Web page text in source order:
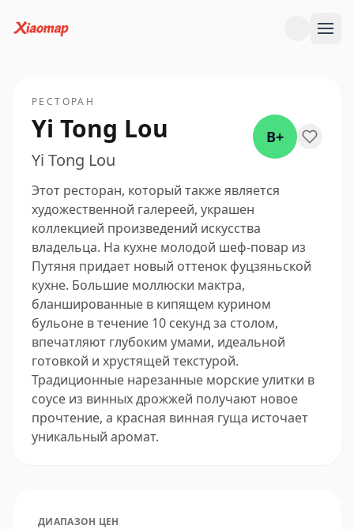
РЕСТОРАН
Yi Tong Lou
Yi Tong Lou
B+
Этот ресторан, который также является
художественной галереей, украшен
коллекцией произведений искусства
владельца. На кухне молодой шеф-повар из
Путяня придает новый оттенок фуцзяньской
кухне. Большие моллюски мактра,
бланшированные в кипящем курином
бульоне в течение 10 секунд за столом,
впечатляют глубоким умами, идеальной
готовкой и хрустящей текстурой.
Традиционные нарезанные морские улитки в
соусе из винных дрожжей получают новое
прочтение, а красная винная гуща источает
уникальный аромат.
ДИАПАЗОН ЦЕН